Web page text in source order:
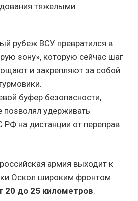
тяжелыми
рубеж ВСУ превратился в
зону», которую сейчас шаг
и закрепляют за собой
буфер безопасности,
позволял удерживать
РФ на дистанции от переправ
армия выходит к
Оскол широким фронтом
20 до 25 километров.